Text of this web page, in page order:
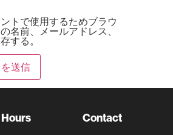
トで使用するためブラウ
名前、メールアドレス、
する。
Hours Contact